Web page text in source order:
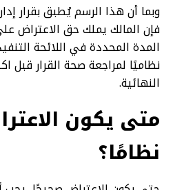
وبما أن هذا الرسم يُطبق بقرار
فإن المالك يملك حق الاعتراض
المدة المحددة في اللائحة
نظاميًا لمراجعة صحة القرار قبل
النهائية.
متى يكون
نظامًا؟